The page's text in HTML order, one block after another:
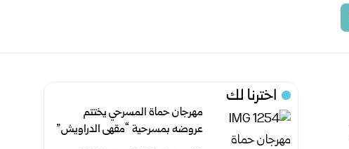
اخترنا لك
مهرجان حماة المسرحي يختتم
عروضه بمسرحية “مقهى الدراويش”